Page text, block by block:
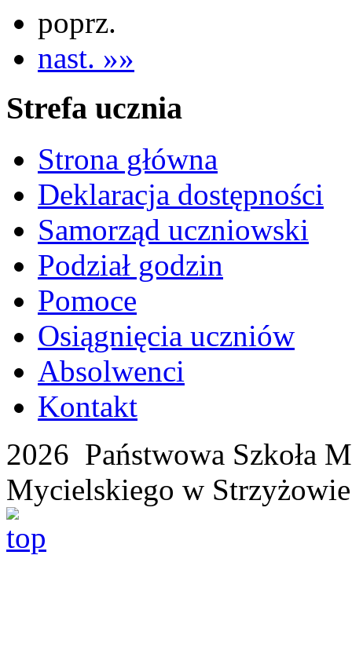
poprz.
nast. »»
Strefa ucznia
Strona główna
Deklaracja dostępności
Samorząd uczniowski
Podział godzin
Pomoce
Osiągnięcia uczniów
Absolwenci
Kontakt
2026 Państwowa Szkoła
Mycielskiego w Strzyżowie